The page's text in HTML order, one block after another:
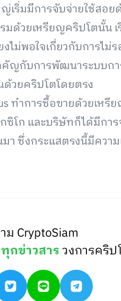
ริ่มมีการจับจ่ายใช้สอ
ด้วยเหรียญคริปโตนั้น
ม่พอใจเกี่ยวกับการไม่
ญกับการพัฒนาระบบกา
วยคริปโตโดยตรง
ทำการซื้อขายด้วยเห
ซิโก และบริษัทก็ได้มีกา
า ซึ่งกระแสตรงนี้มีควา
ม CryptoSiam
ทุกข่าวสารวงการคริป